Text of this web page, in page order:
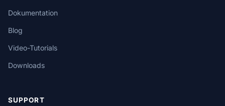
Dokumentation
Blog
Video-Tutorials
Downloads
SUPPORT